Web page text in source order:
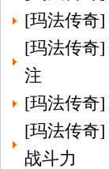
[玛法传奇]
[玛法传奇]
注
[玛法传奇]
[玛法传奇]
战斗力